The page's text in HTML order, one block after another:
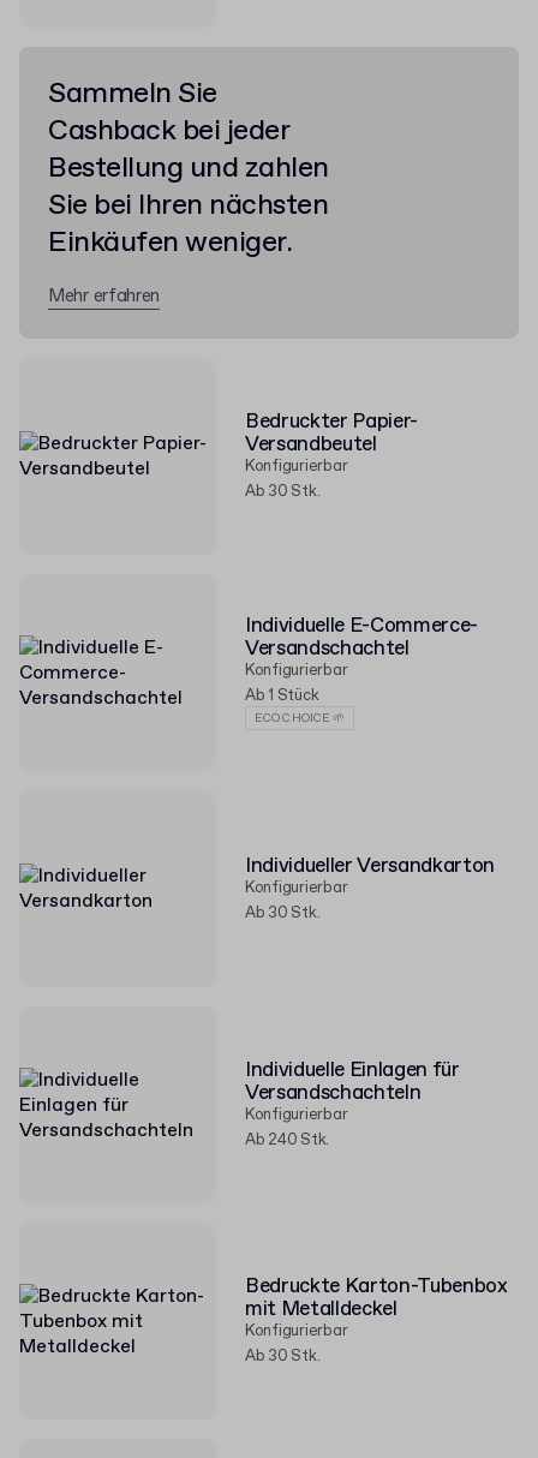
Bedruckter Papier-
Versandbeutel
Konfigurierbar
Ab 30 Stk.
Individuelle E-Commerce-
Versandschachtel
Konfigurierbar
Ab 1 Stück
ECO CHOICE 🌱
Individueller Versandkarton
Konfigurierbar
Ab 30 Stk.
Individuelle Einlagen für
Versandschachteln
Konfigurierbar
Ab 240 Stk.
Bedruckte Karton-Tubenbox
mit Metalldeckel
Konfigurierbar
Ab 30 Stk.
Sammeln Sie
Cashback bei jeder
Bestellung und zahlen
Sie bei Ihren nächsten
Einkäufen weniger.
Mehr erfahren